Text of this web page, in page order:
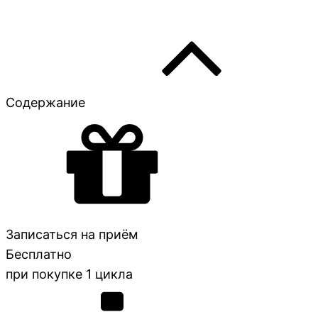
Содержание
Записаться на приём
Бесплатно
при покупке 1 цикла